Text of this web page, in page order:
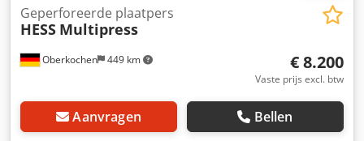
Oberkochen 449 km
Geperforeerde plaatpers
HESS Multipress
€ 8.200
Vaste prijs excl. btw
Aanvragen Bellen